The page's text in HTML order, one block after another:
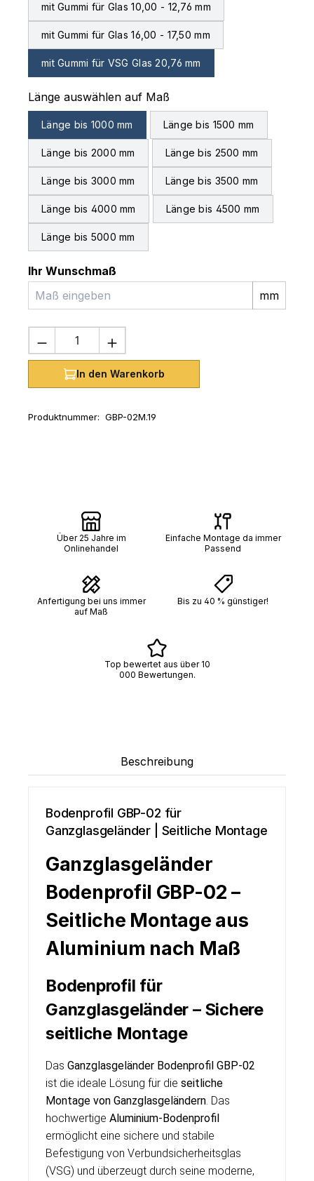
mit Gummi für Glas 10,00 - 12,76 mm
mit Gummi für Glas 16,00 - 17,50 mm
mit Gummi für VSG Glas 20,76 mm
Länge auswählen auf Maß
Länge bis 1000 mm Länge bis 1500 mm
Länge bis 2000 mm Länge bis 2500 mm
Länge bis 3000 mm Länge bis 3500 mm
Länge bis 4000 mm Länge bis 4500 mm
Länge bis 5000 mm
Ihr Wunschmaß
mm
Produkt Anzahl: Gib den
In den Warenkorb
Produktnummer: GBP-02M.19
Über 25 Jahre im
Onlinehandel
Einfache Montage da immer
Passend
Anfertigung bei uns immer
auf Maß
Bis zu 40 % günstiger!
Top bewertet aus über 10
000 Bewertungen.
Beschreibung
Bodenprofil GBP-02 für
Ganzglasgeländer | Seitliche Montage
Ganzglasgeländer
Bodenprofil GBP-02 –
Seitliche Montage aus
Aluminium nach Maß
Bodenprofil für
Ganzglasgeländer – Sichere
seitliche Montage
Das Ganzglasgeländer Bodenprofil GBP-02
ist die ideale Lösung für die seitliche
Montage von Ganzglasgeländern. Das
hochwertige Aluminium-Bodenprofil
ermöglicht eine sichere und stabile
Befestigung von Verbundsicherheitsglas
(VSG) und überzeugt durch seine moderne,